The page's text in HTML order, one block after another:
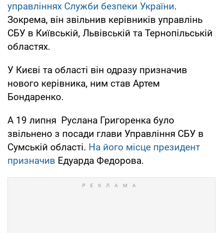
управліннях Служби безпеки України.
Зокрема, він звільнив керівників управлінь
СБУ в Київській, Львівській та Тернопільській
областях.
У Києві та області він одразу призначив
нового керівника, ним став Артем
Бондаренко.
А 19 липня Руслана Григоренка було
звільнено з посади глави Управління СБУ в
Сумській області. На його місце президент
призначив Едуарда Федорова.